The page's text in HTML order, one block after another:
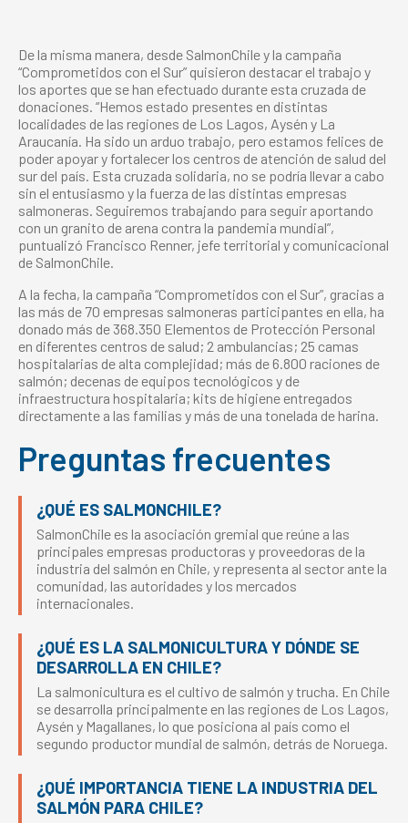
De la misma manera, desde SalmonChile y la campaña
“Comprometidos con el Sur” quisieron destacar el trabajo y
los aportes que se han efectuado durante esta cruzada de
donaciones. “Hemos estado presentes en distintas
localidades de las regiones de Los Lagos, Aysén y La
Araucanía. Ha sido un arduo trabajo, pero estamos felices de
poder apoyar y fortalecer los centros de atención de salud del
sur del país. Esta cruzada solidaria, no se podría llevar a cabo
sin el entusiasmo y la fuerza de las distintas empresas
salmoneras. Seguiremos trabajando para seguir aportando
con un granito de arena contra la pandemia mundial”,
puntualizó Francisco Renner, jefe territorial y comunicacional
de SalmonChile.
A la fecha, la campaña “Comprometidos con el Sur”, gracias a
las más de 70 empresas salmoneras participantes en ella, ha
donado más de 368.350 Elementos de Protección Personal
en diferentes centros de salud; 2 ambulancias; 25 camas
hospitalarias de alta complejidad; más de 6.800 raciones de
salmón; decenas de equipos tecnológicos y de
infraestructura hospitalaria; kits de higiene entregados
directamente a las familias y más de una tonelada de harina.
Preguntas frecuentes
¿QUÉ ES SALMONCHILE?
SalmonChile es la asociación gremial que reúne a las
principales empresas productoras y proveedoras de la
industria del salmón en Chile, y representa al sector ante la
comunidad, las autoridades y los mercados
internacionales.
¿QUÉ ES LA SALMONICULTURA Y DÓNDE SE
DESARROLLA EN CHILE?
La salmonicultura es el cultivo de salmón y trucha. En Chile
se desarrolla principalmente en las regiones de Los Lagos,
Aysén y Magallanes, lo que posiciona al país como el
segundo productor mundial de salmón, detrás de Noruega.
¿QUÉ IMPORTANCIA TIENE LA INDUSTRIA DEL
SALMÓN PARA CHILE?